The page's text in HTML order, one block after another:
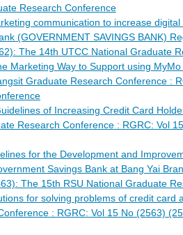
Research Conference
communication to increase
(GOVERNMENT SAVINGS BANK)
The 14th UTCC National Graduate
Marketing Way to Support using
Graduate Research Conference :
of Increasing Credit Card
Research Conference : RGRC: Vol
for the Development and
Savings Bank at Bang Yai
The 15th RSU National Graduate
for solving problems of credit card
: RGRC: Vol 15 No (2563)